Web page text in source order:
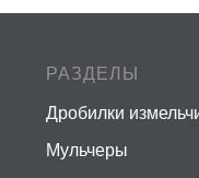
РАЗДЕЛЫ
Дробилки
Мульчеры